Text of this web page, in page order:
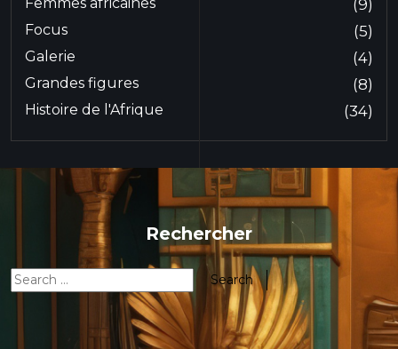
(9)
Focus (5)
Galerie (4)
Grandes figures (8)
Histoire de l'Afrique (34)
Rechercher